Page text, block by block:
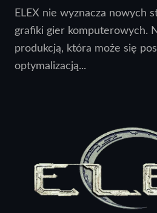
ELEX nie wyznacza nowych
grafiki gier komputerowych.
produkcją, która może się
optymalizacją...